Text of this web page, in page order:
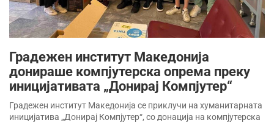
Градежен институт Македонија
донираше компјутерска опрема преку
иницијативата „Донирај Компјутер“
Градежен институт Македонија се приклучи на хуманитарната
иницијатива „Донирај Компјутер“, со донација на компјутерска